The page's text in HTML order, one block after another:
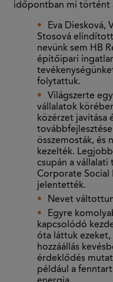
időpontban mi történt
Eva Diesková,
Stosová
nevünk sem HB
építőipari
folytattuk.
Világszerte
vállalatok
közérzet javítása
összemosták, és
kezelték.
csupán a vállalati
Corporate Social
jelentették.
Nevet
Egyre
kapcsolódó
óta láttuk ezeket,
hozzáállás
érdeklődés
például a